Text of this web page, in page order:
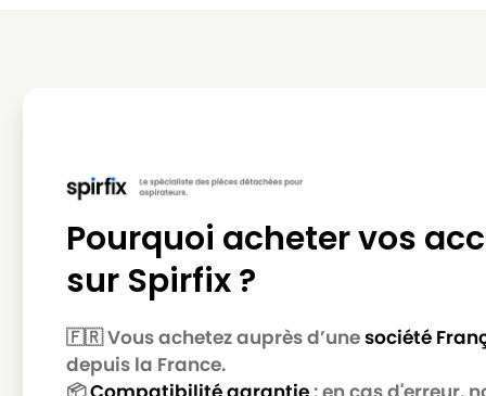
MIELE
MIELE
MIELE ALLERGY CONTROL 700
MIELE
MIELE ALLERGY CONTROL 800
MIELE
MIELE ALLERGY CONTROL BR
MIELE
MIELE ALLERGY CONTROL PL
Pourquoi acheter vos
sur Spirfix ?
🇫🇷 Vous achetez auprès d’unesociété
depuis la France.